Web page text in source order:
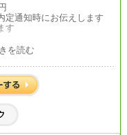
定通知時にお伝えします
す
を考慮の上、当社規程に
を読む